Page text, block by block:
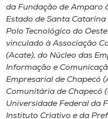
da Fundação de Amparo
Estado de Santa
Polo Tecnológico do
vinculado à Associação
(Acate), do Núcleo das
Informação e
Empresarial de Chapecó
Comunitária de Chapecó
Universidade Federal da
Instituto Criativo e da